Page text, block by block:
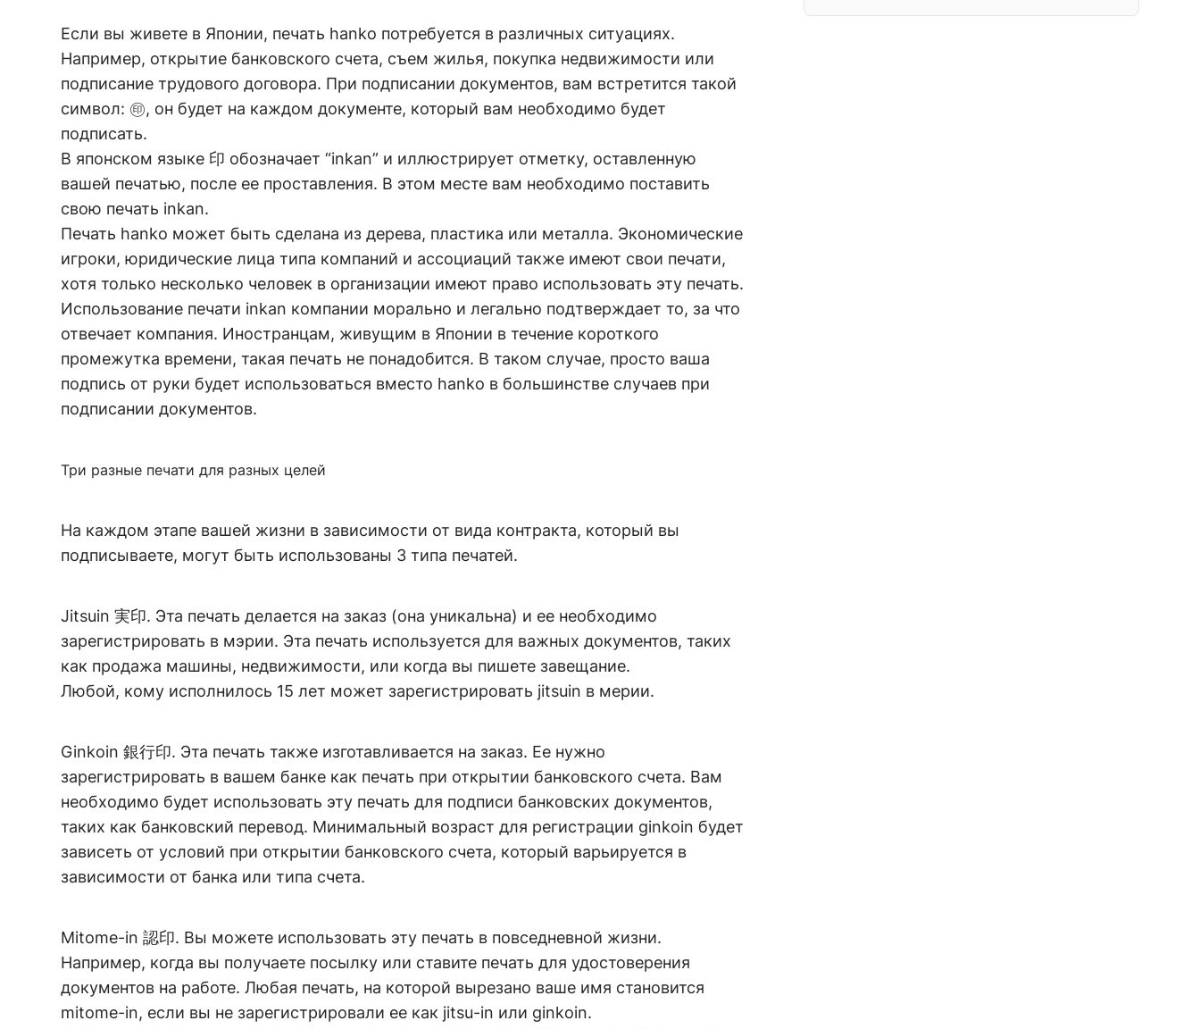
Если вы живете в Японии, печать hanko потребуется в различных ситуациях.
Например, открытие банковского счета, съем жилья, покупка недвижимости или
подписание трудового договора. При подписании документов, вам встретится такой
символ: ㊞, он будет на каждом документе, который вам необходимо будет
подписать.
В японском языке 印 обозначает “inkan” и иллюстрирует отметку, оставленную
вашей печатью, после ее проставления. В этом месте вам необходимо поставить
свою печать inkan.
Печать hanko может быть сделана из дерева, пластика или металла. Экономические
игроки, юридические лица типа компаний и ассоциаций также имеют свои печати,
хотя только несколько человек в организации имеют право использовать эту печать.
Использование печати inkan компании морально и легально подтверждает то, за что
отвечает компания. Иностранцам, живущим в Японии в течение короткого
промежутка времени, такая печать не понадобится. В таком случае, просто ваша
подпись от руки будет использоваться вместо hanko в большинстве случаев при
подписании документов.
Три разные печати для разных целей
На каждом этапе вашей жизни в зависимости от вида контракта, который вы
подписываете, могут быть использованы 3 типа печатей.
Jitsuin 実印. Эта печать делается на заказ (она уникальна) и ее необходимо
зарегистрировать в мэрии. Эта печать используется для важных документов, таких
как продажа машины, недвижимости, или когда вы пишете завещание.
Любой, кому исполнилось 15 лет может зарегистрировать jitsuin в мерии.
Ginkoin 銀行印. Эта печать также изготавливается на заказ. Ее нужно
зарегистрировать в вашем банке как печать при открытии банковского счета. Вам
необходимо будет использовать эту печать для подписи банковских документов,
таких как банковский перевод. Минимальный возраст для регистрации ginkoin будет
зависеть от условий при открытии банковского счета, который варьируется в
зависимости от банка или типа счета.
Mitome-in 認印. Вы можете использовать эту печать в повседневной жизни.
Например, когда вы получаете посылку или ставите печать для удостоверения
документов на работе. Любая печать, на которой вырезано ваше имя становится
mitome-in, если вы не зарегистрировали ее как jitsu-in или ginkoin.